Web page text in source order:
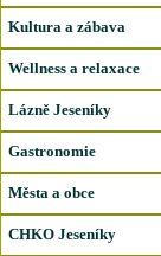
Kultura a zábava
Wellness a relaxace
Lázně Jeseníky
Gastronomie
Města a obce
CHKO Jeseníky